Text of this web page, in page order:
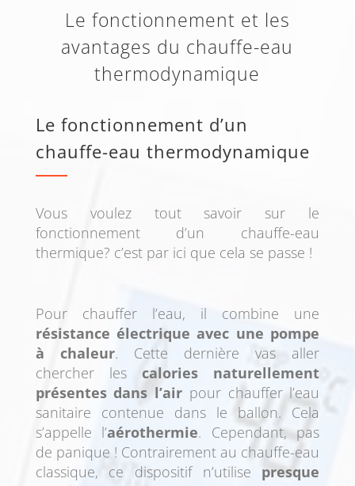
Le fonctionnement et les
avantages du chauffe-eau
thermodynamique
Le fonctionnement d’un
chauffe-eau thermodynamique
Vous voulez tout savoir sur le
fonctionnement d’un chauffe-eau
thermique? c’est par ici que cela se passe !
Pour chauffer l’eau, il combine une
résistance électrique avec une pompe
à chaleur. Cette dernière vas aller
chercher les calories naturellement
présentes dans l’air pour chauffer l’eau
sanitaire contenue dans le ballon. Cela
s’appelle l’aérothermie. Cependant, pas
de panique ! Contrairement au chauffe-eau
classique, ce dispositif n’utilise presque